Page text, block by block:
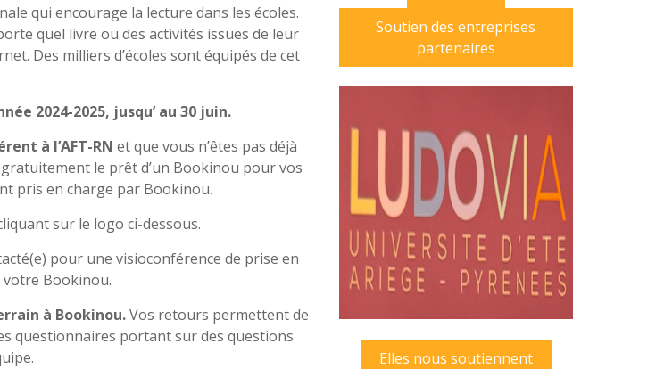
qui encourage la lecture dans les écoles.
quel livre ou des activités issues de leur
Des milliers d’écoles sont équipés de cet
2024-2025, jusqu’ au 30 juin.
à l’AFT-RN et que vous n’êtes pas déjà
le prêt d’un Bookinou pour vos
pris en charge par Bookinou.
sur le logo ci-dessous.
pour une visioconférence de prise en
votre Bookinou.
à Bookinou.Vos retours permettent de
questionnaires portant sur des questions
Soutien des entreprises
partenaires
Elles nous soutiennent